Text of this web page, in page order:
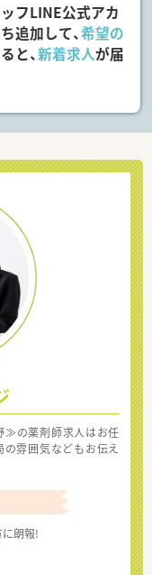
フLINE公式アカ
追加して、希望の
と、新着求人が届
≫の薬剤師求人はお任
の雰囲気などもお伝え
朗報!